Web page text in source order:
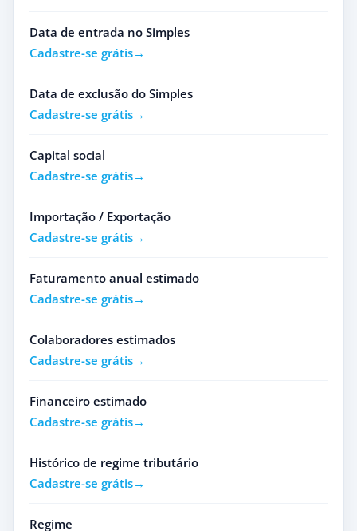
Data de entrada no Simples
Cadastre-se grátis
Data de exclusão do Simples
Cadastre-se grátis
Capital social
Cadastre-se grátis
Importação / Exportação
Cadastre-se grátis
Faturamento anual estimado
Cadastre-se grátis
Colaboradores estimados
Cadastre-se grátis
Financeiro estimado
Cadastre-se grátis
Histórico de regime tributário
Cadastre-se grátis
Regime